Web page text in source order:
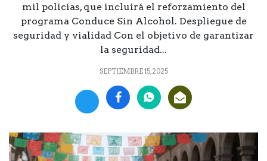
mil policías, que incluirá el reforzamiento del
programa Conduce Sin Alcohol. Despliegue de
seguridad y vialidad Con el objetivo de garantizar
la seguridad...
SEPTIEMBRE 15, 2025